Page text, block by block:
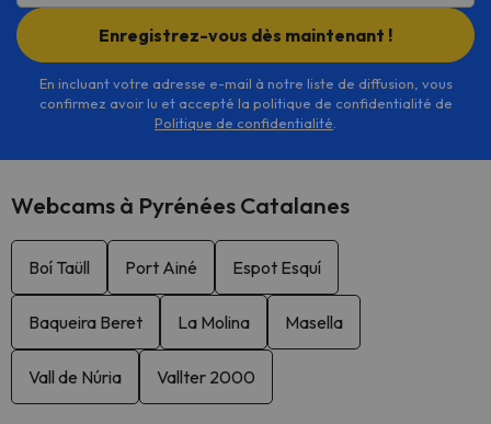
Enregistrez-vous dès maintenant !
En incluant votre adresse e-mail à notre liste de diffusion, vous
confirmez avoir lu et accepté la politique de confidentialité de
Politique de confidentialité
Webcams à Pyrénées Catalanes
Boí Taüll Port Ainé Espot Esquí
Baqueira Beret La Molina Masella
Vall de Núria Vallter 2000